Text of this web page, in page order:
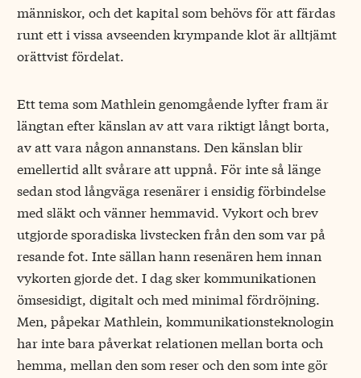
människor, och det kapital som behövs för att färdas
runt ett i vissa avseenden krympande klot är alltjämt
orättvist fördelat.
Ett tema som Mathlein genomgående lyfter fram är
längtan efter känslan av att vara riktigt långt borta,
av att vara någon annanstans. Den känslan blir
emellertid allt svårare att uppnå. För inte så länge
sedan stod långväga resenärer i ensidig förbindelse
med släkt och vänner hemmavid. Vykort och brev
utgjorde sporadiska livstecken från den som var på
resande fot. Inte sällan hann resenären hem innan
vykorten gjorde det. I dag sker kommunikationen
ömsesidigt, digitalt och med minimal fördröjning.
Men, påpekar Mathlein, kommunikationsteknologin
har inte bara påverkat relationen mellan borta och
hemma, mellan den som reser och den som inte gör